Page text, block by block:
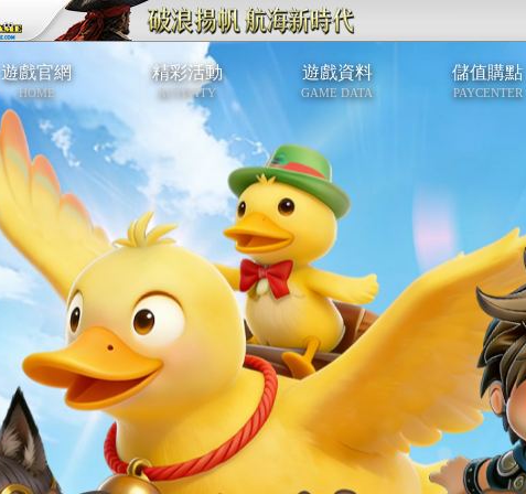
遊戲官網
HOME
精彩活動
ACTIVITY
遊戲資料
GAME DATA
儲值購點
PAYCENTER